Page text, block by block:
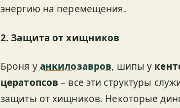
энергию на перемещения.
2. Защита от хищников
Броня уанкилозавров, шипы у
цератопсов – все эти структуры
защиты от хищников. Некоторые